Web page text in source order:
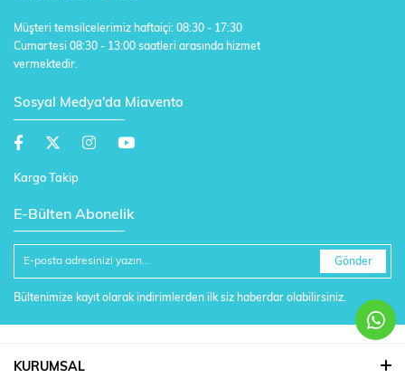
Müşteri temsilcelerimiz haftaiçi: 08:30 - 17:30
Cumartesi 08:30 - 13:00 saatleri arasında hizmet
vermektedir.
Sosyal Medya'da Miavento
Kargo Takip
E-Bülten Abonelik
Gönder
Bültenimize kayıt olarak indirimlerden ilk siz haberdar olabilirsiniz.
KURUMSAL